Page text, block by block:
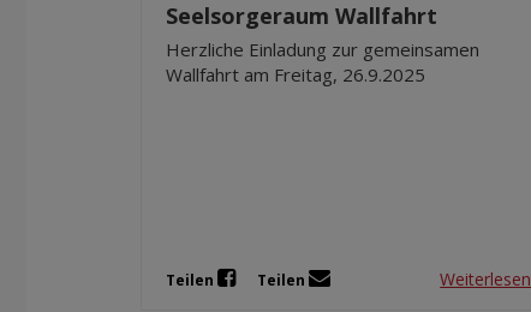
Seelsorgeraum Wallfahrt
Herzliche Einladung zur gemeinsamen
Wallfahrt am Freitag, 26.9.2025
Teilen Teilen Weiterlesen